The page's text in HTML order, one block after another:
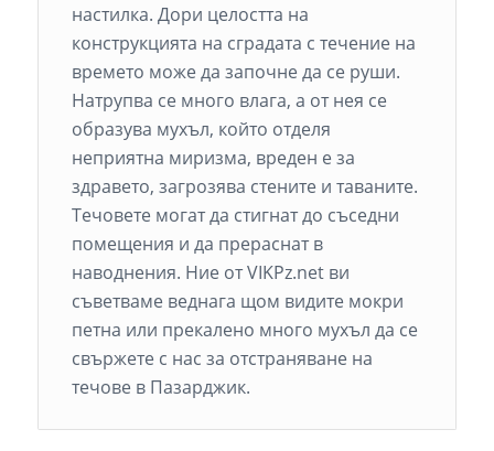
настилка. Дори целостта на
конструкцията на сградата с течение на
времето може да започне да се руши.
Натрупва се много влага, а от нея се
образува мухъл, който отделя
неприятна миризма, вреден е за
здравето, загрозява стените и таваните.
Течовете могат да стигнат до съседни
помещения и да прераснат в
наводнения. Ние от VIKPz.net ви
съветваме веднага щом видите мокри
петна или прекалено много мухъл да се
свържете с нас за отстраняване на
течове в Пазарджик.